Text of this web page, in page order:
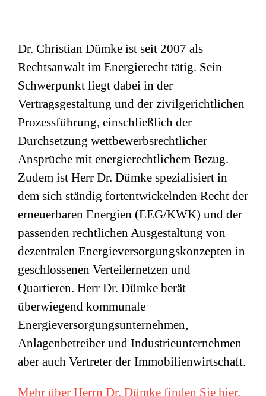
Dr. Christian Dümke ist seit 2007 als
Rechtsanwalt im Energierecht tätig. Sein
Schwerpunkt liegt dabei in der
Vertragsgestaltung und der zivilgerichtlichen
Prozessführung, einschließlich der
Durchsetzung wettbewerbsrechtlicher
Ansprüche mit energierechtlichem Bezug.
Zudem ist Herr Dr. Dümke spezialisiert in
dem sich ständig fortentwickelnden Recht der
erneuerbaren Energien (EEG/KWK) und der
passenden rechtlichen Ausgestaltung von
dezentralen Energieversorgungskonzepten in
geschlossenen Verteilernetzen und
Quartieren. Herr Dr. Dümke berät
überwiegend kommunale
Energieversorgungsunternehmen,
Anlagenbetreiber und Industrieunternehmen
aber auch Vertreter der Immobilienwirtschaft.
Mehr über Herrn Dr. Dümke finden Sie hier.